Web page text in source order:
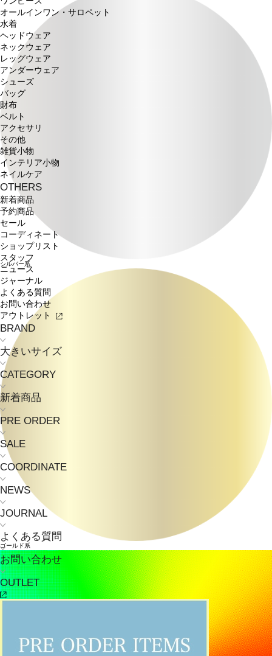
オールインワン・サロペット
水着
ヘッドウェア
ネックウェア
レッグウェア
アンダーウェア
シューズ
バッグ
財布
ベルト
アクセサリ
その他
雑貨小物
インテリア小物
ネイルケア
OTHERS
新着商品
予約商品
セール
コーディネート
ショップリスト
スタッフ
ニュース
ジャーナル
よくある質問
お問い合わせ
アウトレット
BRAND
大きいサイズ
CATEGORY
新着商品
PRE ORDER
SALE
COORDINATE
NEWS
JOURNAL
よくある質問
お問い合わせ
OUTLET
シルバー系
ゴールド系